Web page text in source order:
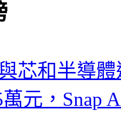
芯和半導
元，Snap